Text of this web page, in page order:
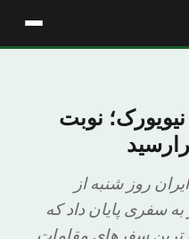
نوبت
روز شنبه از
سفری پایان داد که